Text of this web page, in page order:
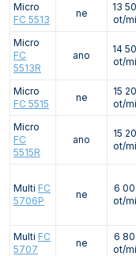
Micro
FC 5513
ne
13
ot/
Micro
FC
5513R
ano
14
ot/
Micro
FC 5515
ne
15
ot/
Micro
FC
5515R
ano
15
ot/
Multi FC
5706P
ne
6
ot/
Multi FC
5707
ne
6
ot/